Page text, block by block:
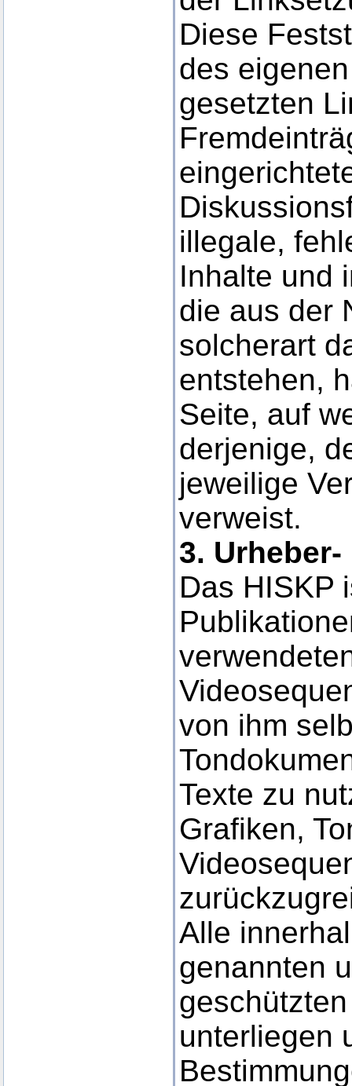
Diese
des
gesetzten
illegale,
Inhalte und
die aus der
solcherart
entstehen,
Seite, auf
derjenige,
jeweilige
verweist.
3.
Das HISKP
von ihm
Texte zu
Grafiken,
Alle
genannten
unterliegen